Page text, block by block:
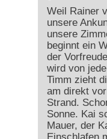
Weil Rainer
unsere
unsere
beginnt ein
der
wird von
Timm zieht
am direkt
Strand.
Sonne. Kai
Mauer, der